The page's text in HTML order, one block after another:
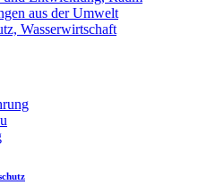
aus der Umwelt
Wasserwirtschaft